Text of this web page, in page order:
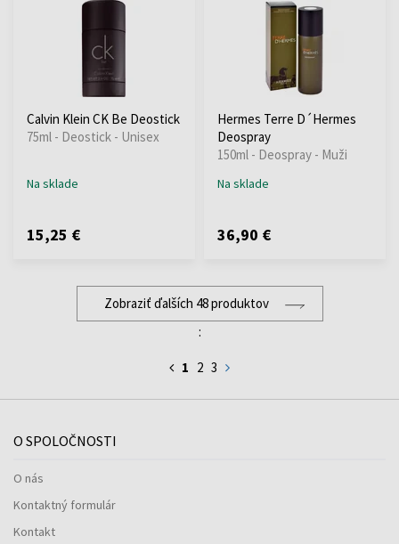
Calvin Klein CK Be Deostick
75ml - Deostick - Unisex
Na sklade
15,25 €
Hermes Terre D´Hermes
Deospray
150ml - Deospray - Muži
Na sklade
36,90 €
Zobraziť ďalších 48 produktov
:
1 2 3
O SPOLOČNOSTI
O nás
Kontaktný formulár
Kontakt